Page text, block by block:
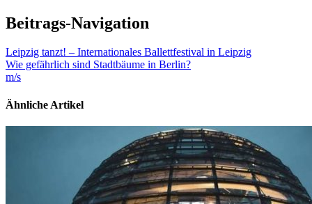
Beitrags-Navigation
Leipzig tanzt! – Internationales Ballettfestival in Leipzig
Wie gefährlich sind Stadtbäume in Berlin?
m/s
Ähnliche Artikel